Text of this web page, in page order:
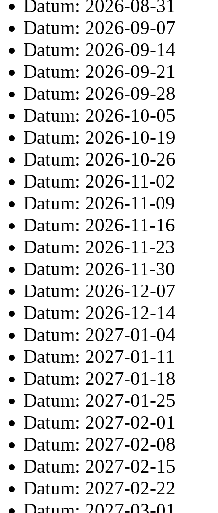
Datum: 2026-08-31
Datum: 2026-09-07
Datum: 2026-09-14
Datum: 2026-09-21
Datum: 2026-09-28
Datum: 2026-10-05
Datum: 2026-10-19
Datum: 2026-10-26
Datum: 2026-11-02
Datum: 2026-11-09
Datum: 2026-11-16
Datum: 2026-11-23
Datum: 2026-11-30
Datum: 2026-12-07
Datum: 2026-12-14
Datum: 2027-01-04
Datum: 2027-01-11
Datum: 2027-01-18
Datum: 2027-01-25
Datum: 2027-02-01
Datum: 2027-02-08
Datum: 2027-02-15
Datum: 2027-02-22